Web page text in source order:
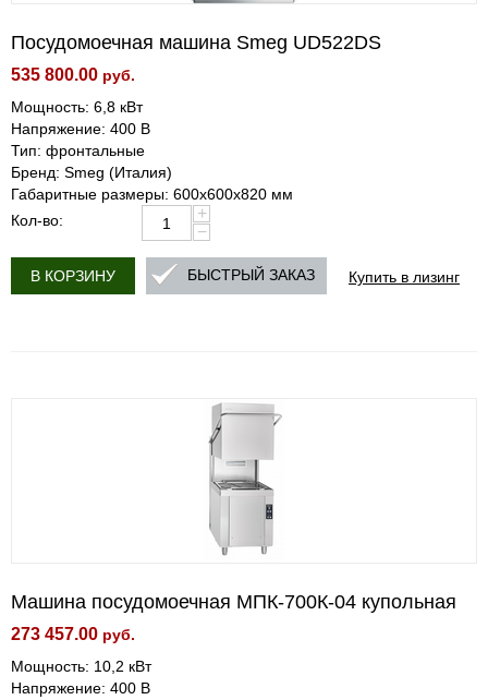
Посудомоечная машина Smeg UD522DS
535 800.00 руб.
Мощность: 6,8 кВт
Напряжение: 400 В
Тип: фронтальные
Бренд: Smeg (Италия)
Габаритные размеры: 600х600х820 мм
Кол-во:
+
−
В КОРЗИНУ Купить в лизинг
БЫСТРЫЙ ЗАКАЗ
Машина посудомоечная МПК-700К-04 купольная
273 457.00 руб.
Мощность: 10,2 кВт
Напряжение: 400 В